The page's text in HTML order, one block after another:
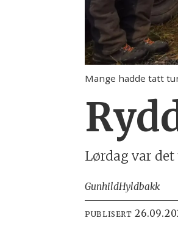
Mange hadde tatt
Lørdag var
GunhildHyldbakk
PUBLISERT